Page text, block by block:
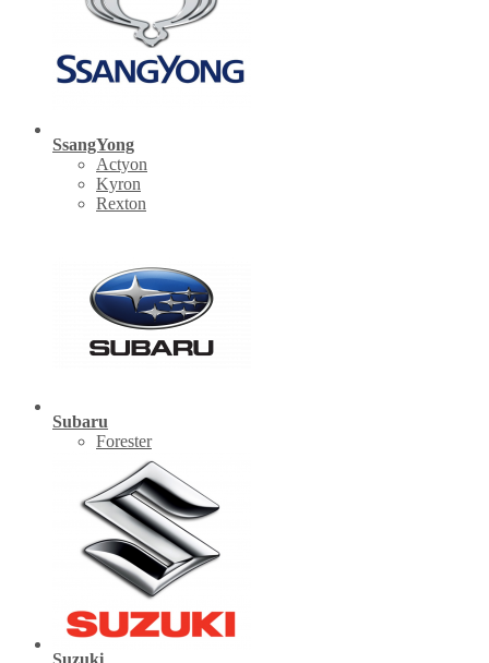
SsangYong
Actyon
Kyron
Rexton
Subaru
Forester
Suzuki